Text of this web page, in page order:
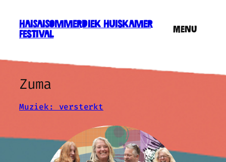
HaiSaiSommerdiek Huiskamer
Festival
Menu
Zuma
Muziek: versterkt